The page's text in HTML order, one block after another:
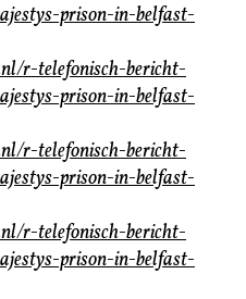
prison-in-belfast-
r-telefonisch-bericht-
prison-in-belfast-
r-telefonisch-bericht-
prison-in-belfast-
r-telefonisch-bericht-
prison-in-belfast-